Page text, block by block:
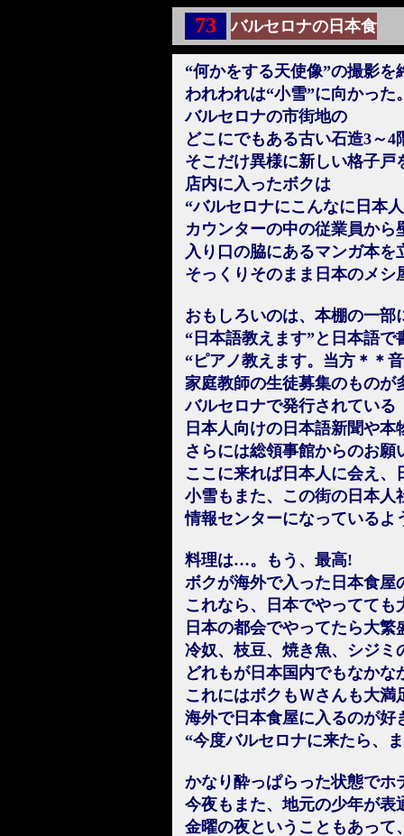
73 バルセロナの日本食
“何かをする天使像”の撮影を
われわれは“小雪”に向かった
バルセロナの市街地の
どこにでもある古い石造3～4
そこだけ異様に新しい格子
店内に入ったボクは
“バルセロナにこんなに日本
カウンターの中の従業員か
入り口の脇にあるマンガ本を
そっくりそのまま日本のメシ
おもしろいのは、本棚の一部
“日本語教えます”と日本語で
“ピアノ教えます。当方＊＊
家庭教師の生徒募集のものが
バルセロナで発行されている
日本人向けの日本語新聞や本
さらには総領事館からのお
ここに来れば日本人に会え
小雪もまた、この街の日本人
情報センターになっているよ
料理は…。もう、最高!
ボクが海外で入った日本食屋
これなら、日本でやってて
日本の都会でやってたら大
冷奴、枝豆、焼き魚、シジミ
どれもが日本国内でもなか
これにはボクもＷさんも大満
海外で日本食屋に入るのが好
“今度バルセロナに来たら、
かなり酔っぱらった状態でホ
今夜もまた、地元の少年が表
金曜の夜ということもあって